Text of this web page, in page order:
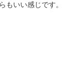
もいい感じです。